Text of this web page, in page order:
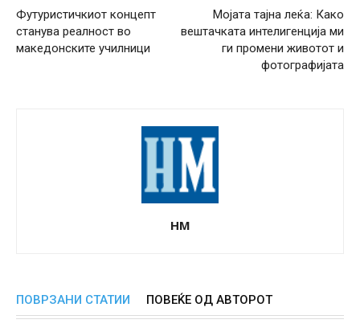
Футуристичкиот концепт
станува реалност во
македонските училници
Мојата тајна леќа: Како
вештачката интелигенција ми
ги промени животот и
фотографијата
НМ
ПОВРЗАНИ СТАТИИ ПОВЕЌЕ ОД АВТОРОТ